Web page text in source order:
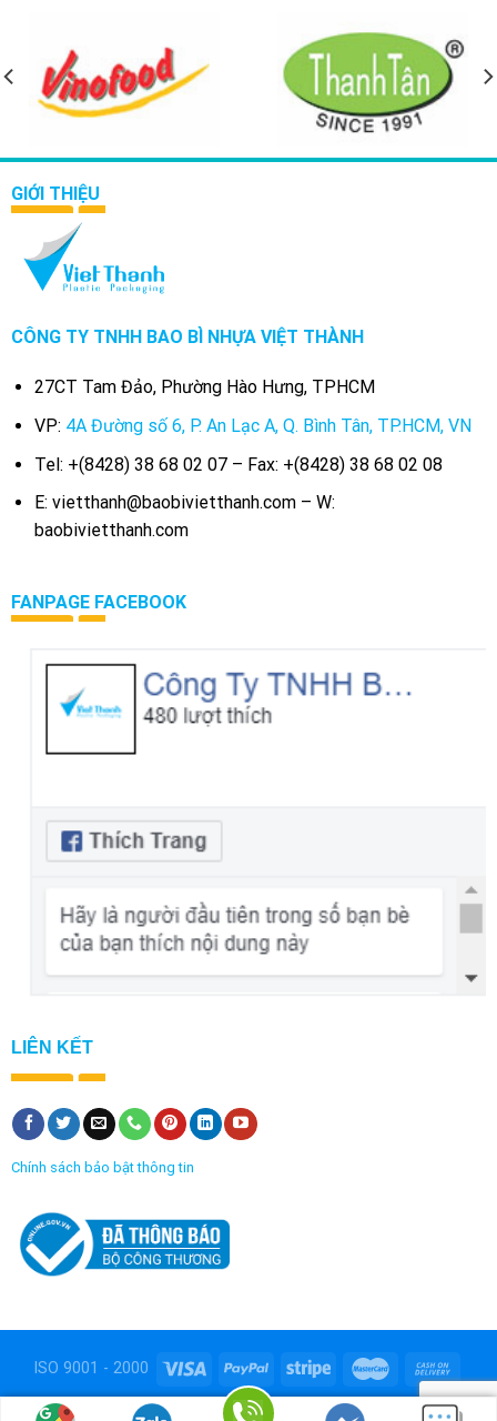
GIỚI THIỆU
CÔNG TY TNHH BAO BÌ NHỰA VIỆT THÀNH
27CT Tam Đảo, Phường Hào Hưng, TPHCM
VP: 4A Đường số 6, P. An Lạc A, Q. Bình Tân, TP.HCM, VN
Tel: +(8428) 38 68 02 07 – Fax: +(8428) 38 68 02 08
E: vietthanh@baobivietthanh.com – W:
baobivietthanh.com
FANPAGE FACEBOOK
LIÊN KẾT
Chính sách bảo bật thông tin
ISO 9001 - 2000
Copyright 2026 ©Công ty TNHH Bao bì nhựa Việt Thành